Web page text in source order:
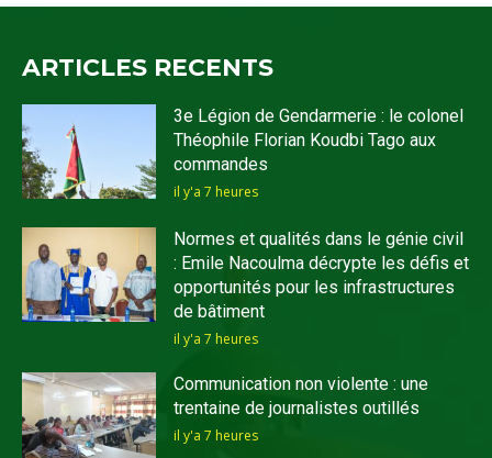
ARTICLES RECENTS
3e Légion de Gendarmerie : le colonel
Théophile Florian Koudbi Tago aux
commandes
il y'a 7 heures
Normes et qualités dans le génie civil
: Emile Nacoulma décrypte les défis et
opportunités pour les infrastructures
de bâtiment
il y'a 7 heures
Communication non violente : une
trentaine de journalistes outillés
il y'a 7 heures